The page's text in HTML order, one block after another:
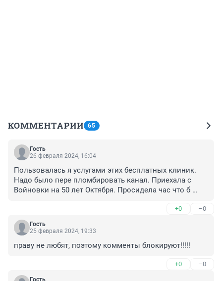
КОММЕНТАРИИ 65
Гость
26 февраля 2024, 16:04
Пользовалась я услугами этих бесплатных клиник.
Надо было пере пломбировать канал. Приехала с
Войновки на 50 лет Октября. Просидела час что б
месяца надо ехать на Ленина. Приехала на Ленина,
отправили на снимок. Пока сидела часа 1,5 в
очереди, закончился прием у врача. А там выходные.
сколько времени, все таки попала к доктору. Мы вам
лечение
+0 –0
Гость
25 февраля 2024, 19:33
праву не любят, поэтому комменты блокируют!!!!!
+0 –0